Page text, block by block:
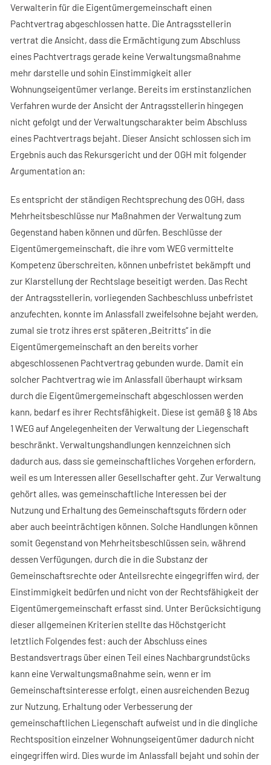
Verwalterin für die Eigentümergemeinschaft einen
Pachtvertrag abgeschlossen hatte. Die Antragsstellerin
vertrat die Ansicht, dass die Ermächtigung zum Abschluss
eines Pachtvertrags gerade keine Verwaltungsmaßnahme
mehr darstelle und sohin Einstimmigkeit aller
Wohnungseigentümer verlange. Bereits im erstinstanzlichen
Verfahren wurde der Ansicht der Antragsstellerin hingegen
nicht gefolgt und der Verwaltungscharakter beim Abschluss
eines Pachtvertrags bejaht. Dieser Ansicht schlossen sich im
Ergebnis auch das Rekursgericht und der OGH mit folgender
Argumentation an:
Es entspricht der ständigen Rechtsprechung des OGH, dass
Mehrheitsbeschlüsse nur Maßnahmen der Verwaltung zum
Gegenstand haben können und dürfen. Beschlüsse der
Eigentümergemeinschaft, die ihre vom WEG vermittelte
Kompetenz überschreiten, können unbefristet bekämpft und
zur Klarstellung der Rechtslage beseitigt werden. Das Recht
der Antragsstellerin, vorliegenden Sachbeschluss unbefristet
anzufechten, konnte im Anlassfall zweifelsohne bejaht werden,
zumal sie trotz ihres erst späteren „Beitritts“ in die
Eigentümergemeinschaft an den bereits vorher
abgeschlossenen Pachtvertrag gebunden wurde. Damit ein
solcher Pachtvertrag wie im Anlassfall überhaupt wirksam
durch die Eigentümergemeinschaft abgeschlossen werden
kann, bedarf es ihrer Rechtsfähigkeit. Diese ist gemäß § 18 Abs
1 WEG auf Angelegenheiten der Verwaltung der Liegenschaft
beschränkt. Verwaltungshandlungen kennzeichnen sich
dadurch aus, dass sie gemeinschaftliches Vorgehen erfordern,
weil es um Interessen aller Gesellschafter geht. Zur Verwaltung
gehört alles, was gemeinschaftliche Interessen bei der
Nutzung und Erhaltung des Gemeinschaftsguts fördern oder
aber auch beeinträchtigen können. Solche Handlungen können
somit Gegenstand von Mehrheitsbeschlüssen sein, während
dessen Verfügungen, durch die in die Substanz der
Gemeinschaftsrechte oder Anteilsrechte eingegriffen wird, der
Einstimmigkeit bedürfen und nicht von der Rechtsfähigkeit der
Eigentümergemeinschaft erfasst sind. Unter Berücksichtigung
dieser allgemeinen Kriterien stellte das Höchstgericht
letztlich Folgendes fest: auch der Abschluss eines
Bestandsvertrags über einen Teil eines Nachbargrundstücks
kann eine Verwaltungsmaßnahme sein, wenn er im
Gemeinschaftsinteresse erfolgt, einen ausreichenden Bezug
zur Nutzung, Erhaltung oder Verbesserung der
gemeinschaftlichen Liegenschaft aufweist und in die dingliche
Rechtsposition einzelner Wohnungseigentümer dadurch nicht
eingegriffen wird. Dies wurde im Anlassfall bejaht und sohin der